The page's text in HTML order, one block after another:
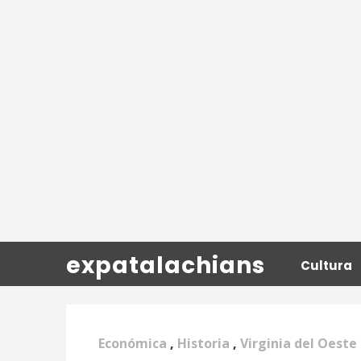
expatalachians Cultura
Económica , Historia , Virginia del Oeste